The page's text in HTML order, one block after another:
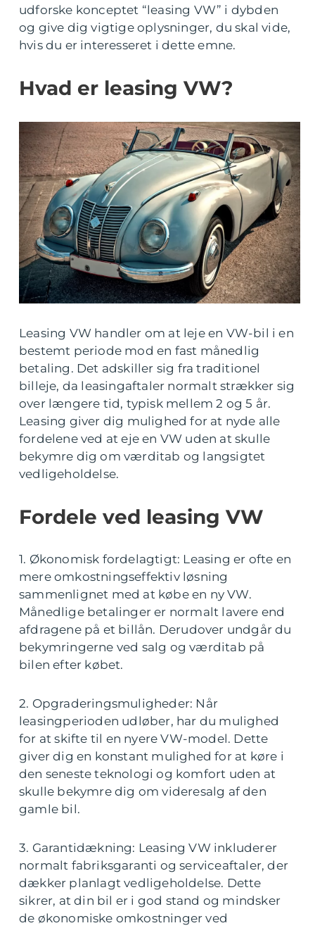
udforske konceptet “leasing VW” i dybden
og give dig vigtige oplysninger, du skal vide,
hvis du er interesseret i dette emne.
Hvad er leasing VW?
Leasing VW handler om at leje en VW-bil i en
bestemt periode mod en fast månedlig
betaling. Det adskiller sig fra traditionel
billeje, da leasingaftaler normalt strækker sig
over længere tid, typisk mellem 2 og 5 år.
Leasing giver dig mulighed for at nyde alle
fordelene ved at eje en VW uden at skulle
bekymre dig om værditab og langsigtet
vedligeholdelse.
Fordele ved leasing VW
1. Økonomisk fordelagtigt: Leasing er ofte en
mere omkostningseffektiv løsning
sammenlignet med at købe en ny VW.
Månedlige betalinger er normalt lavere end
afdragene på et billån. Derudover undgår du
bekymringerne ved salg og værditab på
bilen efter købet.
2. Opgraderingsmuligheder: Når
leasingperioden udløber, har du mulighed
for at skifte til en nyere VW-model. Dette
giver dig en konstant mulighed for at køre i
den seneste teknologi og komfort uden at
skulle bekymre dig om videresalg af den
gamle bil.
3. Garantidækning: Leasing VW inkluderer
normalt fabriksgaranti og serviceaftaler, der
dækker planlagt vedligeholdelse. Dette
sikrer, at din bil er i god stand og mindsker
de økonomiske omkostninger ved